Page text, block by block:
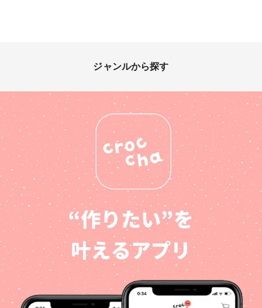
ジャンルから探す